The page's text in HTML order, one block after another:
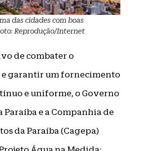
das cidades com boas
Reprodução/Internet
de combater o
garantir um fornecimento
e uniforme, o Governo
Paraíba e a Companhia de
da Paraíba (Cagepa)